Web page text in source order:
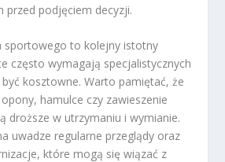
przed podjęciem decyzji.
sportowego to kolejny istotny
często wymagają specjalistycznych
kosztowne. Warto pamiętać, że
hamulce czy zawieszenie
droższe w utrzymaniu i wymianie.
uwadze regularne przeglądy oraz
które mogą się wiązać z